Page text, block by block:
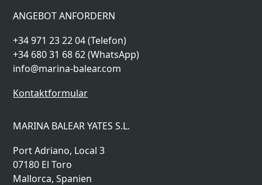
ANGEBOT ANFORDERN
+34 971 23 22 04 (Telefon)
+34 680 31 68 62 (WhatsApp)
info@marina-balear.com
Kontaktformular
MARINA BALEAR YATES S.L.
Port Adriano, Local 3
07180 El Toro
Mallorca, Spanien